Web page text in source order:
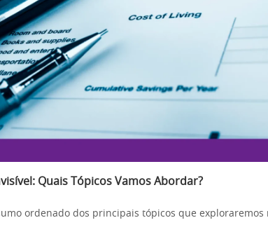
Quais Tópicos Vamos Abordar?
ordenado dos principais tópicos que exploraremos